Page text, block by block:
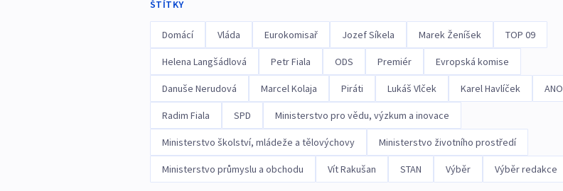
ŠTÍTKY
Domácí Vláda Eurokomisař Jozef Síkela Marek Ženíšek TOP 09
Helena Langšádlová Petr Fiala ODS Premiér Evropská komise
Danuše Nerudová Marcel Kolaja Piráti Lukáš Vlček Karel Havlíček ANO
Radim Fiala SPD Ministerstvo pro vědu, výzkum a inovace
Ministerstvo školství, mládeže a tělovýchovy Ministerstvo životního prostředí
Ministerstvo průmyslu a obchodu Vít Rakušan STAN Výběr Výběr redakce